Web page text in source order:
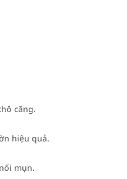
căng.
hiệu quả.
mụn.